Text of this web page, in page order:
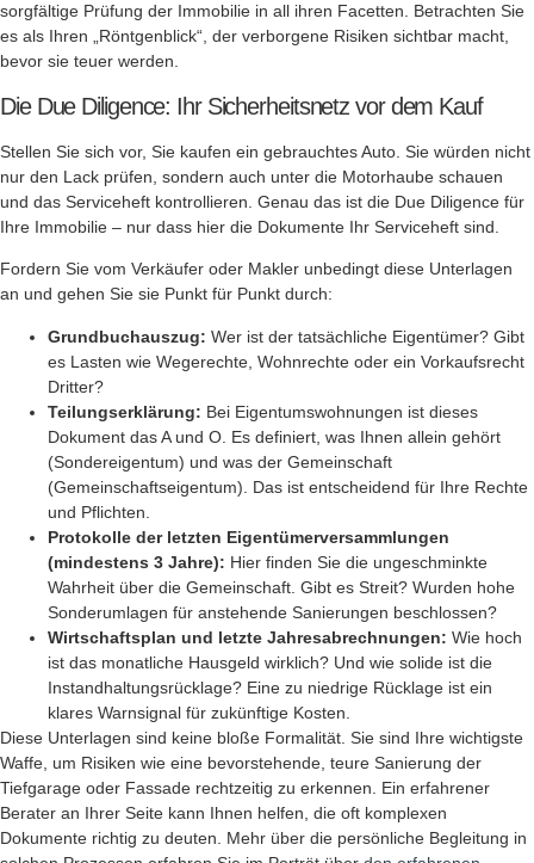
sorgfältige Prüfung der Immobilie in all ihren Facetten. Betrachten Sie
es als Ihren „Röntgenblick“, der verborgene Risiken sichtbar macht,
bevor sie teuer werden.
Die Due Diligence: Ihr Sicherheitsnetz vor dem Kauf
Stellen Sie sich vor, Sie kaufen ein gebrauchtes Auto. Sie würden nicht
nur den Lack prüfen, sondern auch unter die Motorhaube schauen
und das Serviceheft kontrollieren. Genau das ist die Due Diligence für
Ihre Immobilie – nur dass hier die Dokumente Ihr Serviceheft sind.
Fordern Sie vom Verkäufer oder Makler unbedingt diese Unterlagen
an und gehen Sie sie Punkt für Punkt durch:
Grundbuchauszug: Wer ist der tatsächliche Eigentümer? Gibt
es Lasten wie Wegerechte, Wohnrechte oder ein Vorkaufsrecht
Dritter?
Teilungserklärung: Bei Eigentumswohnungen ist dieses
Dokument das A und O. Es definiert, was Ihnen allein gehört
(Sondereigentum) und was der Gemeinschaft
(Gemeinschaftseigentum). Das ist entscheidend für Ihre Rechte
und Pflichten.
Protokolle der letzten Eigentümerversammlungen
(mindestens 3 Jahre): Hier finden Sie die ungeschminkte
Wahrheit über die Gemeinschaft. Gibt es Streit? Wurden hohe
Sonderumlagen für anstehende Sanierungen beschlossen?
Wirtschaftsplan und letzte Jahresabrechnungen: Wie hoch
ist das monatliche Hausgeld wirklich? Und wie solide ist die
Instandhaltungsrücklage? Eine zu niedrige Rücklage ist ein
klares Warnsignal für zukünftige Kosten.
Diese Unterlagen sind keine bloße Formalität. Sie sind Ihre wichtigste
Waffe, um Risiken wie eine bevorstehende, teure Sanierung der
Tiefgarage oder Fassade rechtzeitig zu erkennen. Ein erfahrener
Berater an Ihrer Seite kann Ihnen helfen, die oft komplexen
Dokumente richtig zu deuten. Mehr über die persönliche Begleitung in